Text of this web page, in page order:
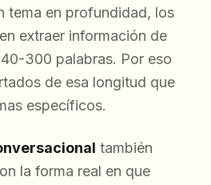
tema en profundidad, los
extraer información de
300 palabras. Por eso
de esa longitud que
específicos.
también
la forma real en que